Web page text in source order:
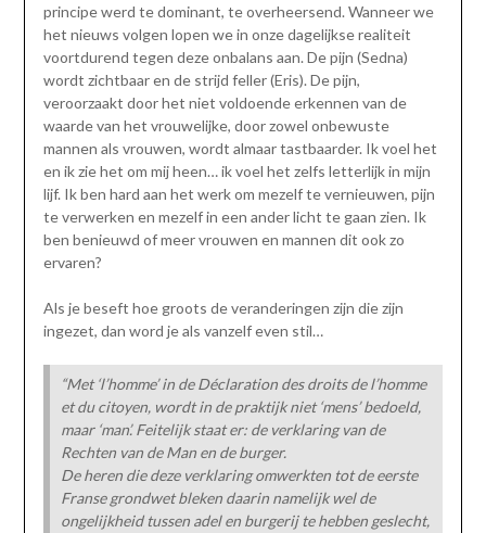
principe werd te dominant, te overheersend. Wanneer we
het nieuws volgen lopen we in onze dagelijkse realiteit
voortdurend tegen deze onbalans aan. De pijn (Sedna)
wordt zichtbaar en de strijd feller (Eris). De pijn,
veroorzaakt door het niet voldoende erkennen van de
waarde van het vrouwelijke, door zowel onbewuste
mannen als vrouwen, wordt almaar tastbaarder. Ik voel het
en ik zie het om mij heen… ik voel het zelfs letterlijk in mijn
lijf. Ik ben hard aan het werk om mezelf te vernieuwen, pijn
te verwerken en mezelf in een ander licht te gaan zien. Ik
ben benieuwd of meer vrouwen en mannen dit ook zo
ervaren?
Als je beseft hoe groots de veranderingen zijn die zijn
ingezet, dan word je als vanzelf even stil…
“Met ‘l’homme’ in de Déclaration des droits de l’homme
et du citoyen, wordt in de praktijk niet ‘mens’ bedoeld,
maar ‘man’. Feitelijk staat er: de verklaring van de
Rechten van de Man en de burger.
De heren die deze verklaring omwerkten tot de eerste
Franse grondwet bleken daarin namelijk wel de
ongelijkheid tussen adel en burgerij te hebben geslecht,